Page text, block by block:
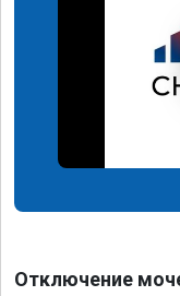
Отключение